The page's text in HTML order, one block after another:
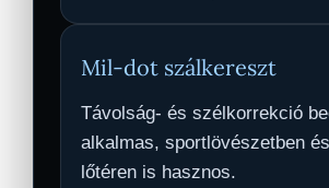
Mil-dot szálkereszt
Távolság- és szélkorrekció
alkalmas, sportlövészetben
lőtéren is hasznos.